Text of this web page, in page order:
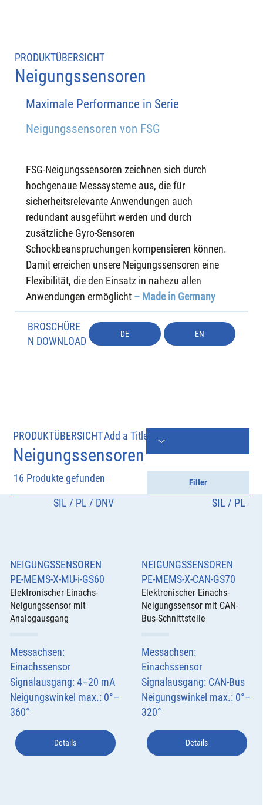
NEIGUNGSSENSOREN
PE-MEMS-X-MU-i-GS60
Elektronischer Einachs-
Neigungssensor mit
Analogausgang
Messachsen:
Einachssensor
Signalausgang: 4–20 mA
Neigungswinkel max.: 0°–
360°
Details
SIL / PL / DNV
NEIGUNGSSENSOREN
PE-MEMS-X-CAN-GS70
Elektronischer Einachs-
Neigungssensor mit CAN-
Bus-Schnittstelle
Messachsen:
Einachssensor
Signalausgang: CAN-Bus
Neigungswinkel max.: 0°–
320°
Details
SIL / PL
16 Produkte gefunden
PRODUKTÜBERSICHT
Neigungssensoren
Filter
Add a Title
PRODUKTÜBERSICHT
Neigungssensoren
Maximale Performance in Serie
Neigungssensoren von FSG
FSG-Neigungssensoren zeichnen sich durch
hochgenaue Messsysteme aus, die für
sicherheitsrelevante Anwendungen auch
redundant ausgeführt werden und durch
zusätzliche Gyro-Sensoren
Schockbeanspruchungen kompensieren können.
Damit erreichen unsere Neigungssensoren eine
Flexibilität, die den Einsatz in nahezu allen
Anwendungen ermöglicht – Made in Germany
BROSCHÜRE
N DOWNLOAD
DE EN